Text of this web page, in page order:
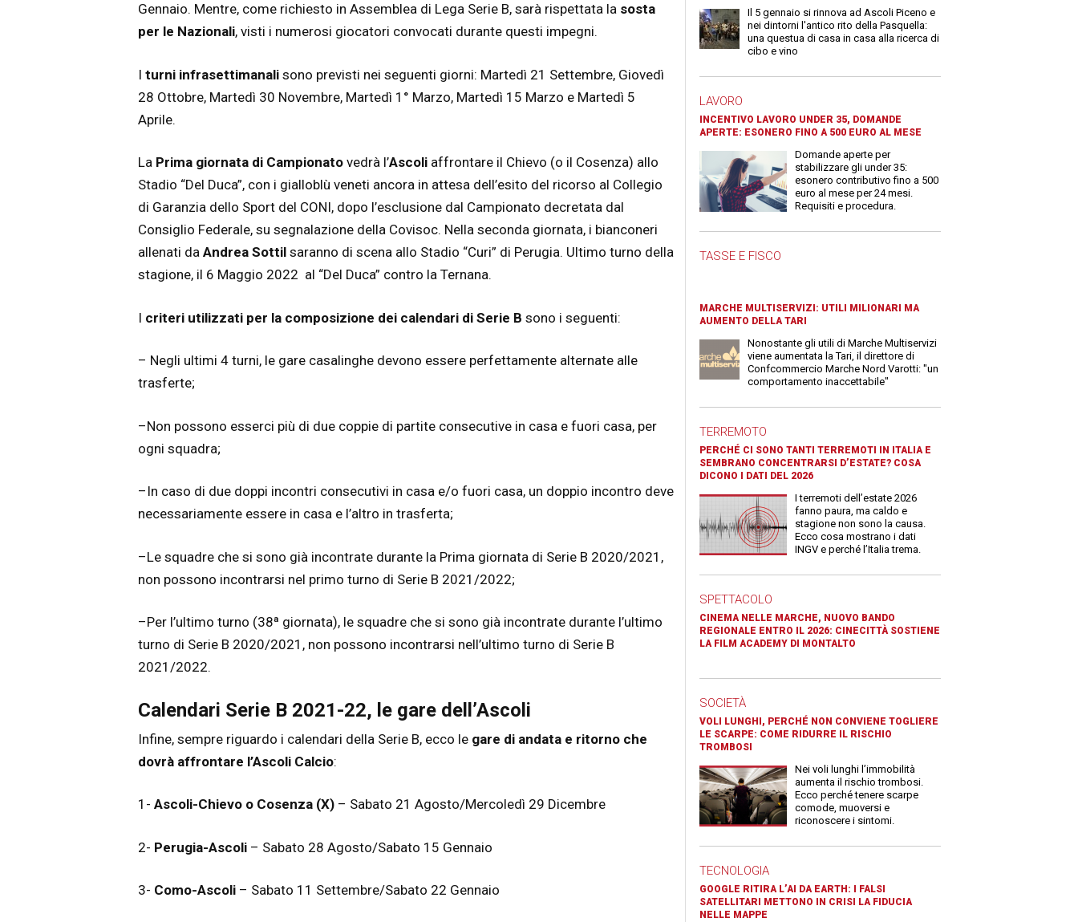
Gennaio. Mentre, come richiesto in Assemblea di Lega Serie B, sarà rispettata la sosta
per le Nazionali, visti i numerosi giocatori convocati durante questi impegni.
I turni infrasettimanalisono previsti nei seguenti giorni: Martedì 21 Settembre, Giovedì
28 Ottobre, Martedì 30 Novembre, Martedì 1° Marzo, Martedì 15 Marzo e Martedì 5
Aprile.
La Prima giornata di Campionatovedrà l’Ascoliaffrontare il Chievo (o il Cosenza) allo
Stadio “Del Duca”, con i gialloblù veneti ancora in attesa dell’esito del ricorso al Collegio
di Garanzia dello Sport del CONI, dopo l’esclusione dal Campionato decretata dal
Consiglio Federale, su segnalazione della Covisoc. Nella seconda giornata, i bianconeri
allenati da Andrea Sottil saranno di scena allo Stadio “Curi” di Perugia. Ultimo turno della
stagione, il 6 Maggio 2022 al “Del Duca” contro la Ternana.
I criteri utilizzati per la composizione dei calendari di Serie B sono i seguenti:
– Negli ultimi 4 turni, le gare casalinghe devono essere perfettamente alternate alle
trasferte;
–Non possono esserci più di due coppie di partite consecutive in casa e fuori casa, per
ogni squadra;
–In caso di due doppi incontri consecutivi in casa e/o fuori casa, un doppio incontro deve
necessariamente essere in casa e l’altro in trasferta;
–Le squadre che si sono già incontrate durante la Prima giornata di Serie B 2020/2021,
non possono incontrarsi nel primo turno di Serie B 2021/2022;
–Per l’ultimo turno (38ª giornata), le squadre che si sono già incontrate durante l’ultimo
turno di Serie B 2020/2021, non possono incontrarsi nell’ultimo turno di Serie B
2021/2022.
Calendari Serie B 2021-22, le gare dell’Ascoli
Infine, sempre riguardo i calendari della Serie B, ecco legare di andata e ritorno che
dovrà affrontare l’Ascoli Calcio:
1- Ascoli-Chievo o Cosenza (X)– Sabato 21 Agosto/Mercoledì 29 Dicembre
2- Perugia-Ascoli– Sabato 28 Agosto/Sabato 15 Gennaio
3- Como-Ascoli– Sabato 11 Settembre/Sabato 22 Gennaio
Il 5 gennaio si rinnova ad Ascoli Piceno e
nei dintorni l'antico rito della Pasquella:
una questua di casa in casa alla ricerca di
cibo e vino
LAVORO
INCENTIVO LAVORO UNDER 35, DOMANDE
APERTE: ESONERO FINO A 500 EURO AL MESE
Domande aperte per
stabilizzare gli under 35:
esonero contributivo fino a 500
euro al mese per 24 mesi.
Requisiti e procedura.
TASSE E FISCO
MARCHE MULTISERVIZI: UTILI MILIONARI MA
AUMENTO DELLA TARI
Nonostante gli utili di Marche Multiservizi
viene aumentata la Tari, il direttore di
Confcommercio Marche Nord Varotti: "un
comportamento inaccettabile"
TERREMOTO
PERCHÉ CI SONO TANTI TERREMOTI IN ITALIA E
SEMBRANO CONCENTRARSI D’ESTATE? COSA
DICONO I DATI DEL 2026
I terremoti dell’estate 2026
fanno paura, ma caldo e
stagione non sono la causa.
Ecco cosa mostrano i dati
INGV e perché l’Italia trema.
SPETTACOLO
CINEMA NELLE MARCHE, NUOVO BANDO
REGIONALE ENTRO IL 2026: CINECITTÀ SOSTIENE
LA FILM ACADEMY DI MONTALTO
SOCIETÀ
VOLI LUNGHI, PERCHÉ NON CONVIENE TOGLIERE
LE SCARPE: COME RIDURRE IL RISCHIO
TROMBOSI
Nei voli lunghi l’immobilità
aumenta il rischio trombosi.
Ecco perché tenere scarpe
comode, muoversi e
riconoscere i sintomi.
TECNOLOGIA
GOOGLE RITIRA L’AI DA EARTH: I FALSI
SATELLITARI METTONO IN CRISI LA FIDUCIA
NELLE MAPPE